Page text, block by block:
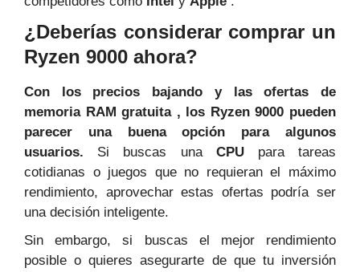
¿Deberías considerar comprar un
Ryzen 9000 ahora?
Con los precios bajando y las ofertas de
memoria RAM gratuita , los Ryzen 9000 pueden
parecer una buena opción para algunos
usuarios. Si buscas una CPUpara tareas
cotidianas o juegos que no requieran el máximo
rendimiento, aprovechar estas ofertas podría ser
una decisión inteligente.
Sin embargo, si buscas el mejor rendimiento
posible o quieres asegurarte de que tu inversión